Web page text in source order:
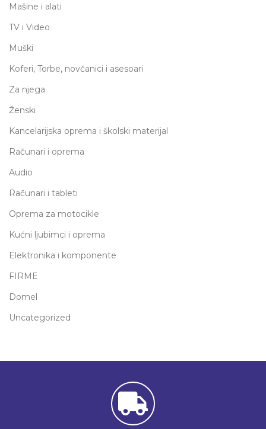
Mašine i alati
TV i Video
Muški
Koferi, Torbe, novčanici i asesoari
Za njega
Ženski
Kancelarijska oprema i školski materijal
Računari i oprema
Audio
Računari i tableti
Oprema za motocikle
Kućni ljubimci i oprema
Elektronika i komponente
FIRME
Domel
Uncategorized